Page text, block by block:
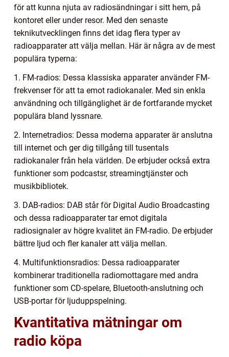
för att kunna njuta av radiosändningar i sitt hem, på
kontoret eller under resor. Med den senaste
teknikutvecklingen finns det idag flera typer av
radioapparater att välja mellan. Här är några av de mest
populära typerna:
1. FM-radios: Dessa klassiska apparater använder FM-
frekvenser för att ta emot radiokanaler. Med sin enkla
användning och tillgänglighet är de fortfarande mycket
populära bland lyssnare.
2. Internetradios: Dessa moderna apparater är anslutna
till internet och ger dig tillgång till tusentals
radiokanaler från hela världen. De erbjuder också extra
funktioner som podcastsr, streamingtjänster och
musikbibliotek.
3. DAB-radios: DAB står för Digital Audio Broadcasting
och dessa radioapparater tar emot digitala
radiosignaler av högre kvalitet än FM-radio. De erbjuder
bättre ljud och fler kanaler att välja mellan.
4. Multifunktionsradios: Dessa radioapparater
kombinerar traditionella radiomottagare med andra
funktioner som CD-spelare, Bluetooth-anslutning och
USB-portar för ljuduppspelning.
Kvantitativa mätningar om
radio köpa